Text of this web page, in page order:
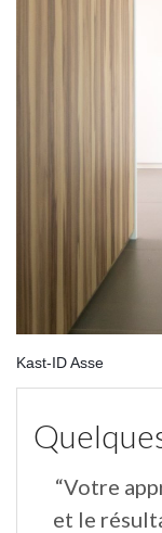
Kast-ID Asse
“Votre
et le